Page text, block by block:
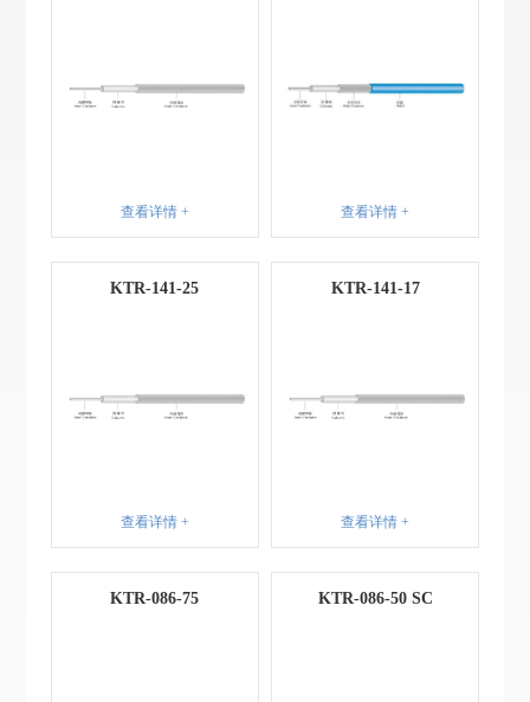
查看详情 + 查看详情 +
KTR-141-25
查看详情 +
KTR-141-17
查看详情 +
KTR-086-75 KTR-086-50 SC